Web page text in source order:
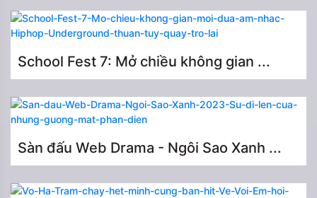
School Fest 7: Mở chiều không gian ...
Sàn đấu Web Drama - Ngôi Sao Xanh ...